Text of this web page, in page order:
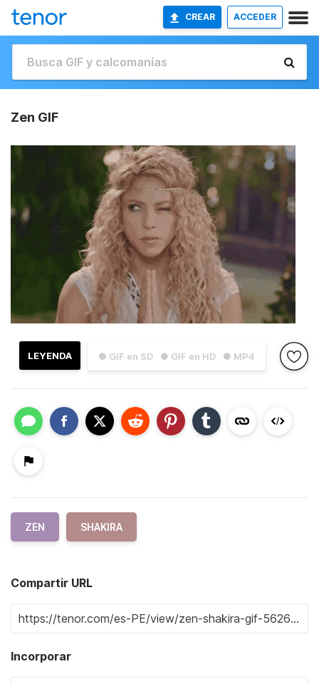
CREAR ACCEDER
Zen GIF
● GIF en SD ● GIF en HD ● MP4
LEYENDA
ZEN SHAKIRA
Compartir URL
Incorporar